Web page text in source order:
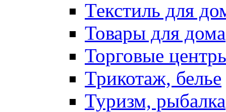
Текстиль для
Товары для дома
Торговые
Трикотаж, белье
Туризм, рыбалка